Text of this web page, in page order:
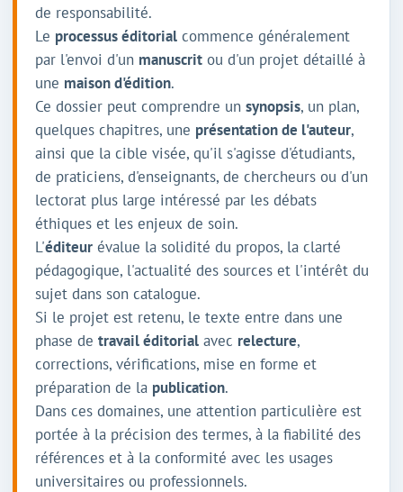
de responsabilité.
Le processus éditorial commence généralement
par l'envoi d'un manuscrit ou d'un projet détaillé à
une maison d'édition.
Ce dossier peut comprendre un synopsis, un plan,
quelques chapitres, une présentation de l'auteur,
ainsi que la cible visée, qu'il s'agisse d'étudiants,
de praticiens, d'enseignants, de chercheurs ou d'un
lectorat plus large intéressé par les débats
éthiques et les enjeux de soin.
L'éditeur évalue la solidité du propos, la clarté
pédagogique, l'actualité des sources et l'intérêt du
sujet dans son catalogue.
Si le projet est retenu, le texte entre dans une
phase de travail éditorial avec relecture,
corrections, vérifications, mise en forme et
préparation de la publication.
Dans ces domaines, une attention particulière est
portée à la précision des termes, à la fiabilité des
références et à la conformité avec les usages
universitaires ou professionnels.